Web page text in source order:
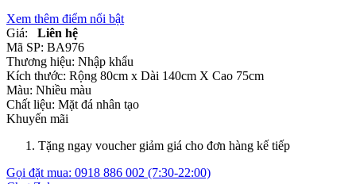
Xem thêm điểm nổi bật
Giá:
Liên hệ
Mã SP: BA976
Thương hiệu: Nhập khẩu
Kích thước: Rộng 80cm x Dài 140cm X Cao 75cm
Màu: Nhiều màu
Chất liệu: Mặt đá nhân tạo
Khuyến mãi
Tặng ngay voucher giảm giá cho đơn hàng kế tiếp
Gọi đặt mua: 0918 886 002 (7:30-22:00)